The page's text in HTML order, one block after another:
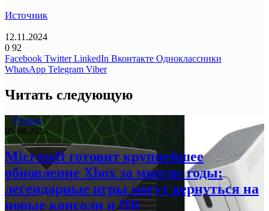
Источник
12.11.2024
0 92
Facebook Twitter LinkedIn Вконтакте Одноклассники
WhatsApp Telegram Viber
Читать следующую
Разное
05.08.2026
Microsoft готовит крупнейшее
обновление Xbox за многие годы:
легендарные игры могут вернуться на
новые консоли и ПК